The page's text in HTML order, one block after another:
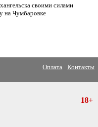
своими силами
на Чумбаровке
Оплата Контакты
18+